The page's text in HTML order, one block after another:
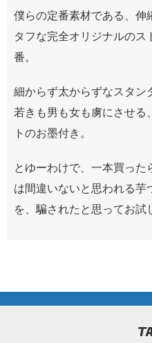
僕らの定番素材である、伸
タフな完全オリジナルの
番。
細からず太からずなスタン
若きも男も女も虜にさせる
トのお墨付き。
とゆーわけで、一本買っ
は間違いないと思われる
を、騙されたと思ってお試